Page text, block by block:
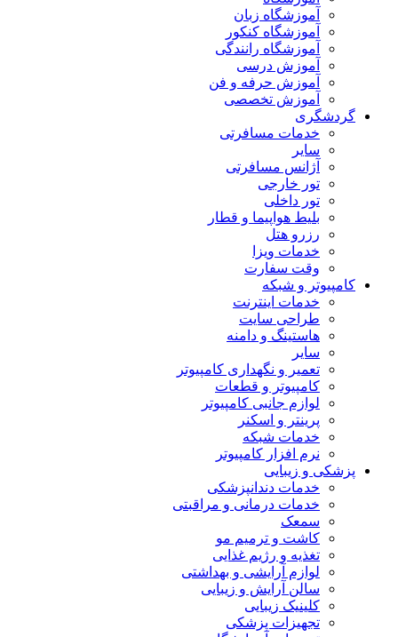
آموزشگاه زبان
آموزشگاه کنکور
آموزشگاه رانندگی
آموزش درسی
آموزش حرفه و فن
آموزش تخصصی
گردشگری
خدمات مسافرتی
سایر
آژانس مسافرتی
تور خارجی
تور داخلی
بلیط هواپیما و قطار
رزرو هتل
خدمات ویزا
وقت سفارت
کامپیوتر و شبکه
خدمات اینترنت
طراحی سایت
هاستینگ و دامنه
سایر
تعمیر و نگهداری کامپیوتر
کامپیوتر و قطعات
لوازم جانبی کامپیوتر
پرینتر و اسکنر
خدمات شبکه
نرم افزار کامپیوتر
پزشکی و زیبایی
خدمات دندانپزشکی
خدمات درمانی و مراقبتی
سمعک
کاشت و ترمیم مو
تغذیه و رژیم غذایی
لوازم آرایشی و بهداشتی
سالن آرایش و زیبایی
کلینیک زیبایی
تجهیزات پزشکی